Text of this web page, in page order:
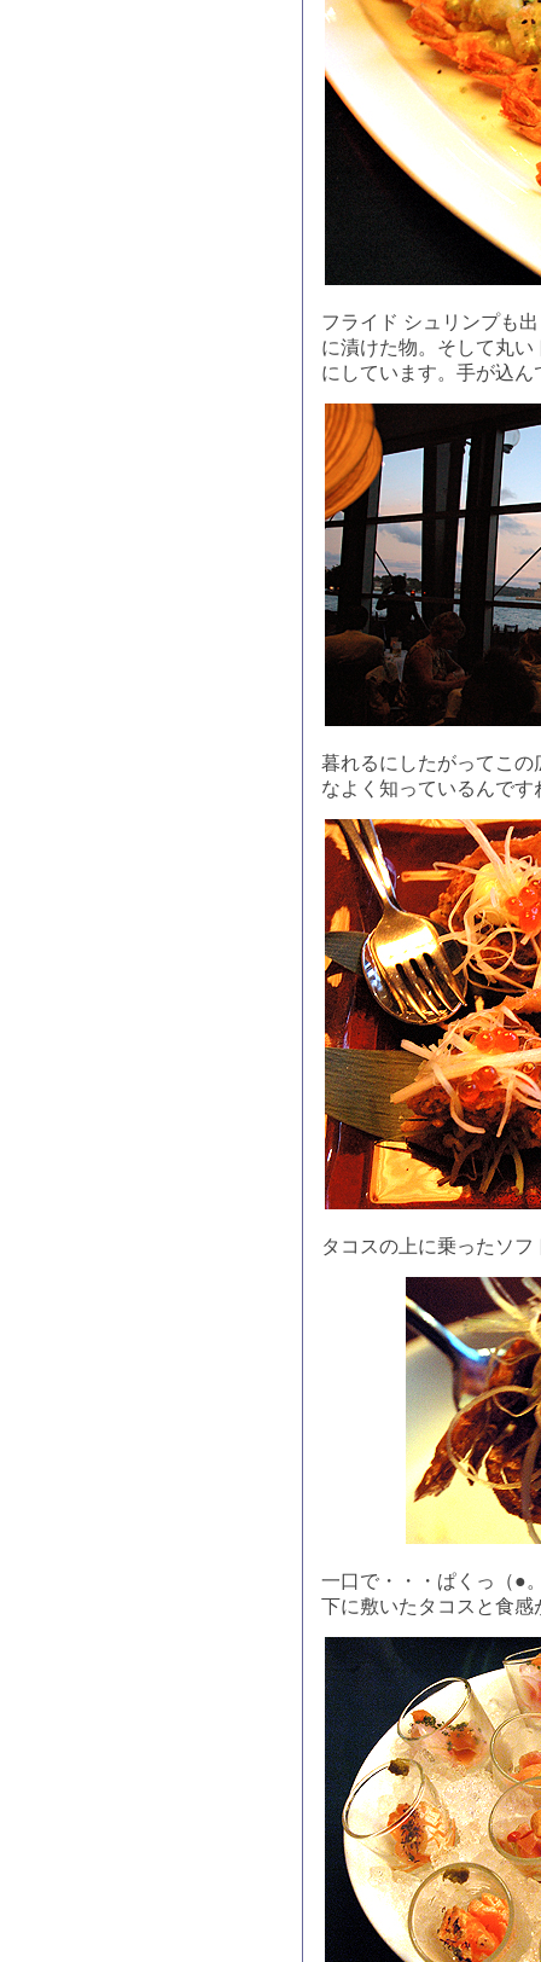
フライド シュリンプも
に漬けた物。そして丸
にしています。手が込
暮れるにしたがってこ
なよく知っているんです
タコスの上に乗ったソ
一口で・・・ぱくっ（●
下に敷いたタコスと食